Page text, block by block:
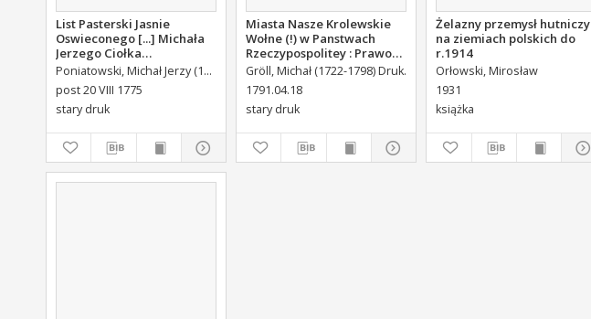
List Pasterski Jasnie
Oswieconego [...] Michała
Jerzego Ciołka
Poniatowskiego Biskupa
Płockiego Xiązęcia
Pułtuskiego [...] Do Oboyga
Stanu Tak Duchownego,
Swoiey Roku Panskiego
1775 [...] Wydany.
Poniatowski, Michał Jerzy (1736-1794)
post 20 VIII 1775
stary druk
Miasta Nasze Krolewskie
Wołne (!) w Panstwach
Rzeczypospolitey : Prawo
uchwalone Dnia 18.
kwietnia 1791.
Gröll, Michał (1722-1798) Druk.
1791.04.18
stary druk
Żelazny przemysł hutniczy
na ziemiach polskich do
r.1914
Orłowski, Mirosław
1931
książka